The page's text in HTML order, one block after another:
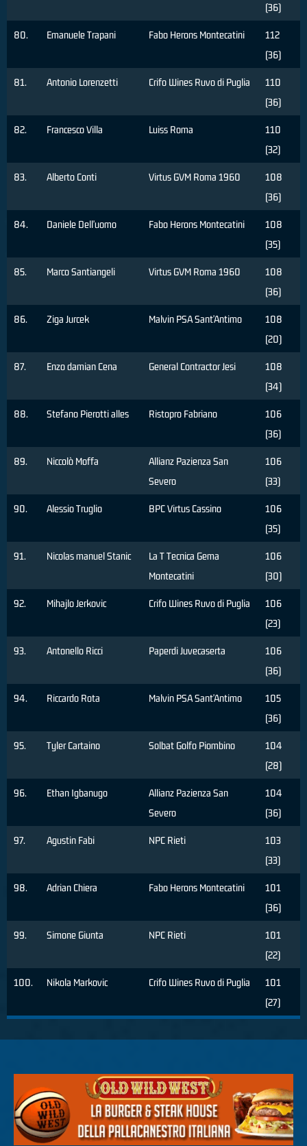
(36)
80. Emanuele Trapani Fabo Herons Montecatini
112
(36)
81. Antonio Lorenzetti Crifo Wines Ruvo di Puglia
110
(36)
82. Francesco Villa Luiss Roma
110
(32)
83. Alberto Conti Virtus GVM Roma 1960
108
(36)
84. Daniele Dell'uomo Fabo Herons Montecatini
108
(35)
85. Marco Santiangeli Virtus GVM Roma 1960
108
(36)
86. Ziga Jurcek Malvin PSA Sant'Antimo
108
(20)
87. Enzo damian Cena General Contractor Jesi
108
(34)
88. Stefano Pierotti alles Ristopro Fabriano
106
(36)
89. Niccolò Moffa
Allianz Pazienza San
Severo
106
(33)
90. Alessio Truglio BPC Virtus Cassino
106
(35)
91. Nicolas manuel Stanic
La T Tecnica Gema
Montecatini
106
(30)
92. Mihajlo Jerkovic Crifo Wines Ruvo di Puglia
106
(23)
93. Antonello Ricci Paperdi Juvecaserta
106
(36)
94. Riccardo Rota Malvin PSA Sant'Antimo
105
(36)
95. Tyler Cartaino Solbat Golfo Piombino
104
(28)
96. Ethan Igbanugo
Allianz Pazienza San
Severo
104
(36)
97. Agustin Fabi NPC Rieti
103
(33)
98. Adrian Chiera Fabo Herons Montecatini
101
(36)
99. Simone Giunta NPC Rieti
101
(22)
100. Nikola Markovic Crifo Wines Ruvo di Puglia
101
(27)